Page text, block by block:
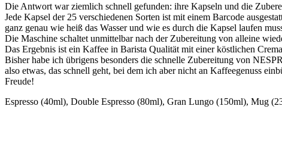
Die Antwort war ziemlich schnell gefunden: ihre Kapseln und die
Jede Kapsel der 25 verschiedenen Sorten ist mit einem Barcode
ganz genau wie heiß das Wasser und wie es durch die Kapsel laufen
Die Maschine schaltet unmittelbar nach der Zubereitung von alleine
Das Ergebnis ist ein Kaffee in Barista Qualität mit einer köstlichen
Bisher habe ich übrigens besonders die schnelle Zubereitung von
also etwas, das schnell geht, bei dem ich aber nicht an Kaffeegenuss
Freude!
Espresso (40ml), Double Espresso (80ml), Gran Lungo (150ml), Mug